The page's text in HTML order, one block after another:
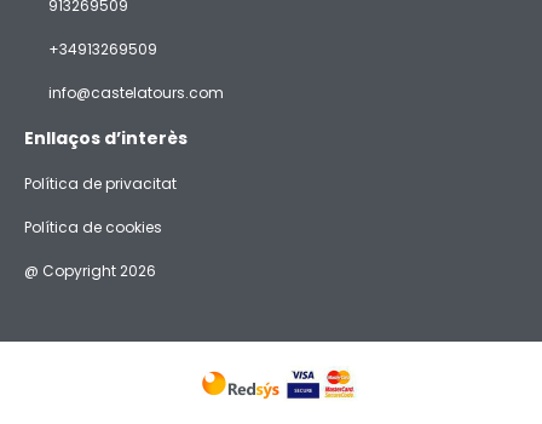
913269509
+34913269509
info@castelatours.com
Enllaços d’interès
Política de privacitat
Política de cookies
@ Copyright 2026